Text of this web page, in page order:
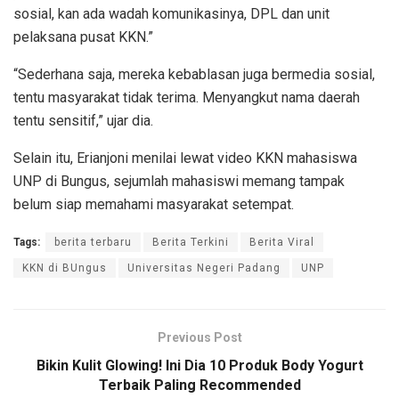
sosial, kan ada wadah komunikasinya, DPL dan unit
pelaksana pusat KKN.”
“Sederhana saja, mereka kebablasan juga bermedia sosial,
tentu masyarakat tidak terima. Menyangkut nama daerah
tentu sensitif,” ujar dia.
Selain itu, Erianjoni menilai lewat video KKN mahasiswa
UNP di Bungus, sejumlah mahasiswi memang tampak
belum siap memahami masyarakat setempat.
Tags: berita terbaru Berita Terkini Berita Viral
KKN di BUngus Universitas Negeri Padang UNP
Previous Post
Bikin Kulit Glowing! Ini Dia 10 Produk Body Yogurt
Terbaik Paling Recommended